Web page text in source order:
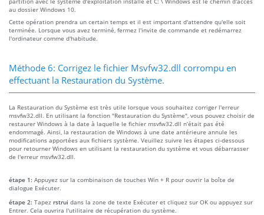
au dossier Windows 10.
Cette opération prendra un certain temps et il est important d'attendre qu'elle soit
terminée. Lorsque vous avez terminé, fermez l'invite de commande et redémarrez
l'ordinateur comme d'habitude.
Méthode 6: Corrigez le fichier Msvfw32.dll corrompu en
effectuant la Restauration du Système.
La Restauration du Système est très utile lorsque vous souhaitez corriger l'erreur
msvfw32.dll. En utilisant la fonction "Restauration du Système", vous pouvez choisir de
restaurer Windows à la date à laquelle le fichier msvfw32.dll n’était pas été
endommagé. Ainsi, la restauration de Windows à une date antérieure annule les
modifications apportées aux fichiers système. Veuillez suivre les étapes ci-dessous
pour retourner Windows en utilisant la restauration du système et vous débarrasser
de l'erreur msvfw32.dll.
étape 1: Appuyez sur la combinaison de touches Win + R pour ouvrir la boîte de
dialogue Exécuter.
étape 2: Tapez rstrui dans la zone de texte Exécuter et cliquez sur OK ou appuyez sur
Entrer. Cela ouvrira l'utilitaire de récupération du système.